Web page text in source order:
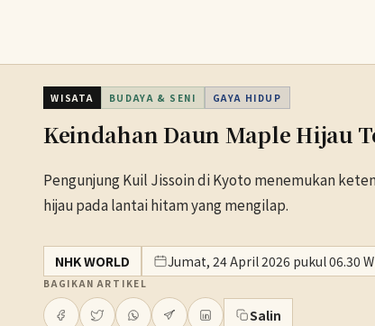
WISATA BUDAYA & SENI GAYA HIDUP
Keindahan Daun Maple Hijau
Pengunjung Kuil Jissoin di Kyoto menemukan
hijau pada lantai hitam yang mengilap.
NHK WORLD Jumat, 24 April 2026 pukul 06.30
BAGIKAN ARTIKEL
Salin